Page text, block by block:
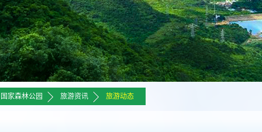
家森林公园 >> 旅游资讯 >> 旅游动态